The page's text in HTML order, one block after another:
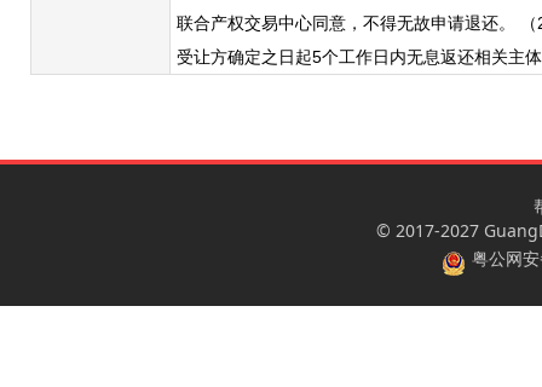
联合产权交易中心同意，不得无故申请退还。
受让方确定之日起5个工作日内无息返还相关主
© 2017-2027
粤公网